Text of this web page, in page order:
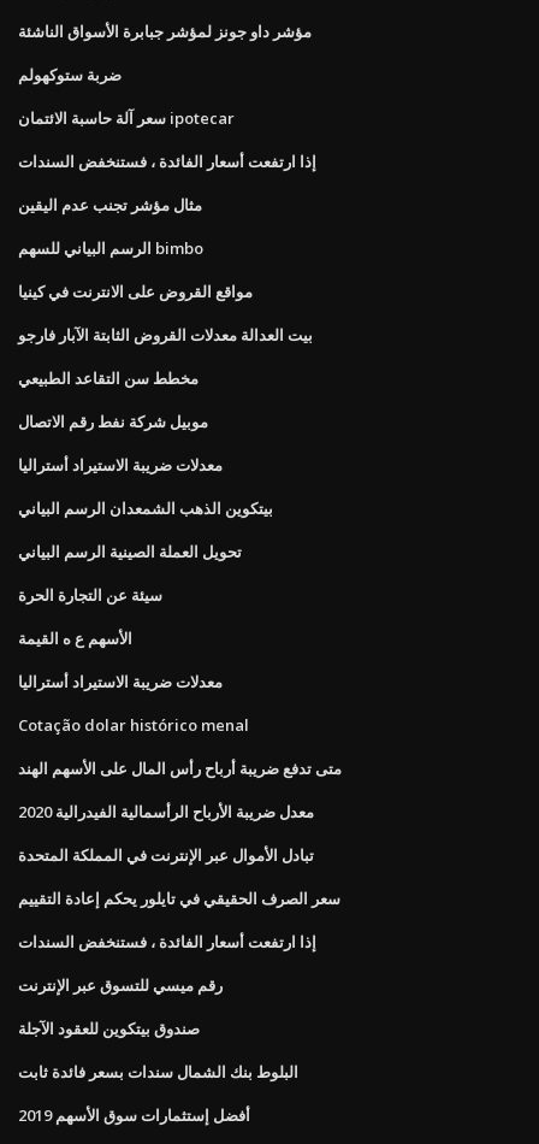
مؤشر داو جونز لمؤشر جبابرة الأسواق الناشئة
ضربة ستوكهولم
سعر آلة حاسبة الائتمان ipotecar
إذا ارتفعت أسعار الفائدة ، فستنخفض السندات
مثال مؤشر تجنب عدم اليقين
الرسم البياني للسهم bimbo
مواقع القروض على الانترنت في كينيا
بيت العدالة معدلات القروض الثابتة الآبار فارجو
مخطط سن التقاعد الطبيعي
موبيل شركة نفط رقم الاتصال
معدلات ضريبة الاستيراد أستراليا
بيتكوين الذهب الشمعدان الرسم البياني
تحويل العملة الصينية الرسم البياني
سيئة عن التجارة الحرة
الأسهم ع ه القيمة
معدلات ضريبة الاستيراد أستراليا
Cotação dolar histórico menal
متى تدفع ضريبة أرباح رأس المال على الأسهم الهند
معدل ضريبة الأرباح الرأسمالية الفيدرالية 2020
تبادل الأموال عبر الإنترنت في المملكة المتحدة
سعر الصرف الحقيقي في تايلور يحكم إعادة التقييم
إذا ارتفعت أسعار الفائدة ، فستنخفض السندات
رقم ميسي للتسوق عبر الإنترنت
صندوق بيتكوين للعقود الآجلة
البلوط بنك الشمال سندات بسعر فائدة ثابت
أفضل إستثمارات سوق الأسهم 2019